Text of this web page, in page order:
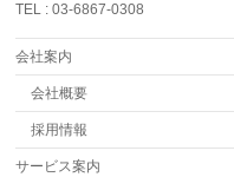
TEL : 03-6867-0308
会社案内
会社概要
採用情報
サービス案内